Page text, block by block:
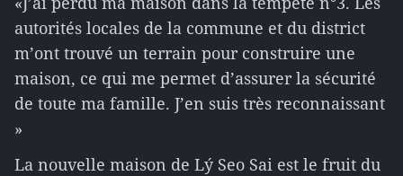
autorités locales de la commune et du district
m’ont trouvé un terrain pour construire une
maison, ce qui me permet d’assurer la sécurité
de toute ma famille. J’en suis très reconnaissant
»
La nouvelle maison de Lý Seo Sai est le fruit du